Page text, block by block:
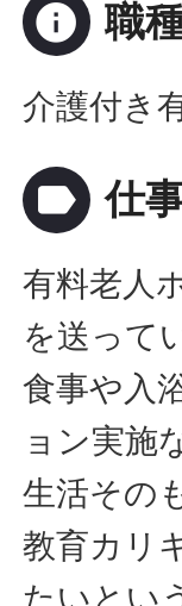
info 職
介護付き
label 仕
有料老人
を送って
食事や入
ョン実施
生活その
教育カリ
たいとい